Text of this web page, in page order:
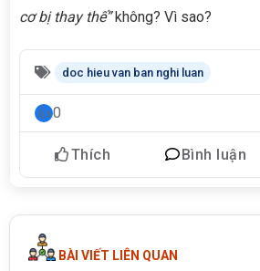
cơ bị thay thế”không? Vì sao?
doc hieu van ban nghi luan
0
Thích Bình luận
BÀI VIẾT LIÊN QUAN